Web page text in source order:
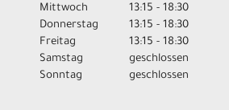
Mittwoch
13:15 - 18:30
Donnerstag
13:15 - 18:30
Freitag
13:15 - 18:30
Samstag
geschlossen
Sonntag
geschlossen